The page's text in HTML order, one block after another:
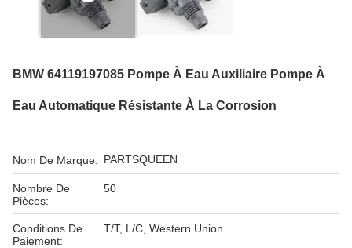
BMW 64119197085 Pompe À Eau Auxiliaire Pompe À
Eau Automatique Résistante À La Corrosion
Nom De Marque: PARTSQUEEN
Nombre De
Pièces:
50
Conditions De
Paiement:
T/T, L/C, Western Union